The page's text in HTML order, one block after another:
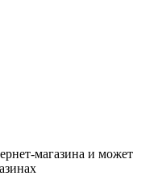
магазина и может